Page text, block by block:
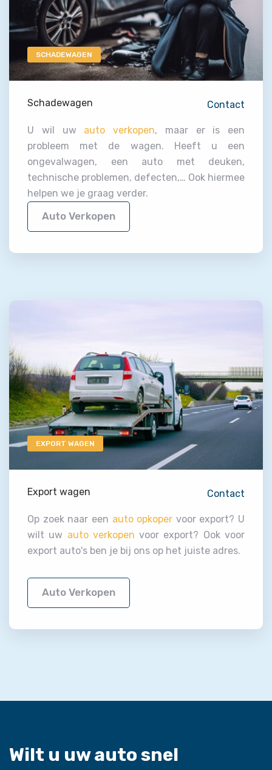
SCHADEWAGEN
Schadewagen Contact
U wil uw auto verkopen, maar er is een
probleem met de wagen. Heeft u een
ongevalwagen, een auto met deuken,
technische problemen, defecten,… Ook hiermee
helpen we je graag verder.
Auto Verkopen
EXPORT WAGEN
Export wagen Contact
Op zoek naar een auto opkoper voor export? U
wilt uw auto verkopen voor export? Ook voor
export auto's ben je bij ons op het juiste adres.
Auto Verkopen
Wilt u uw auto snel